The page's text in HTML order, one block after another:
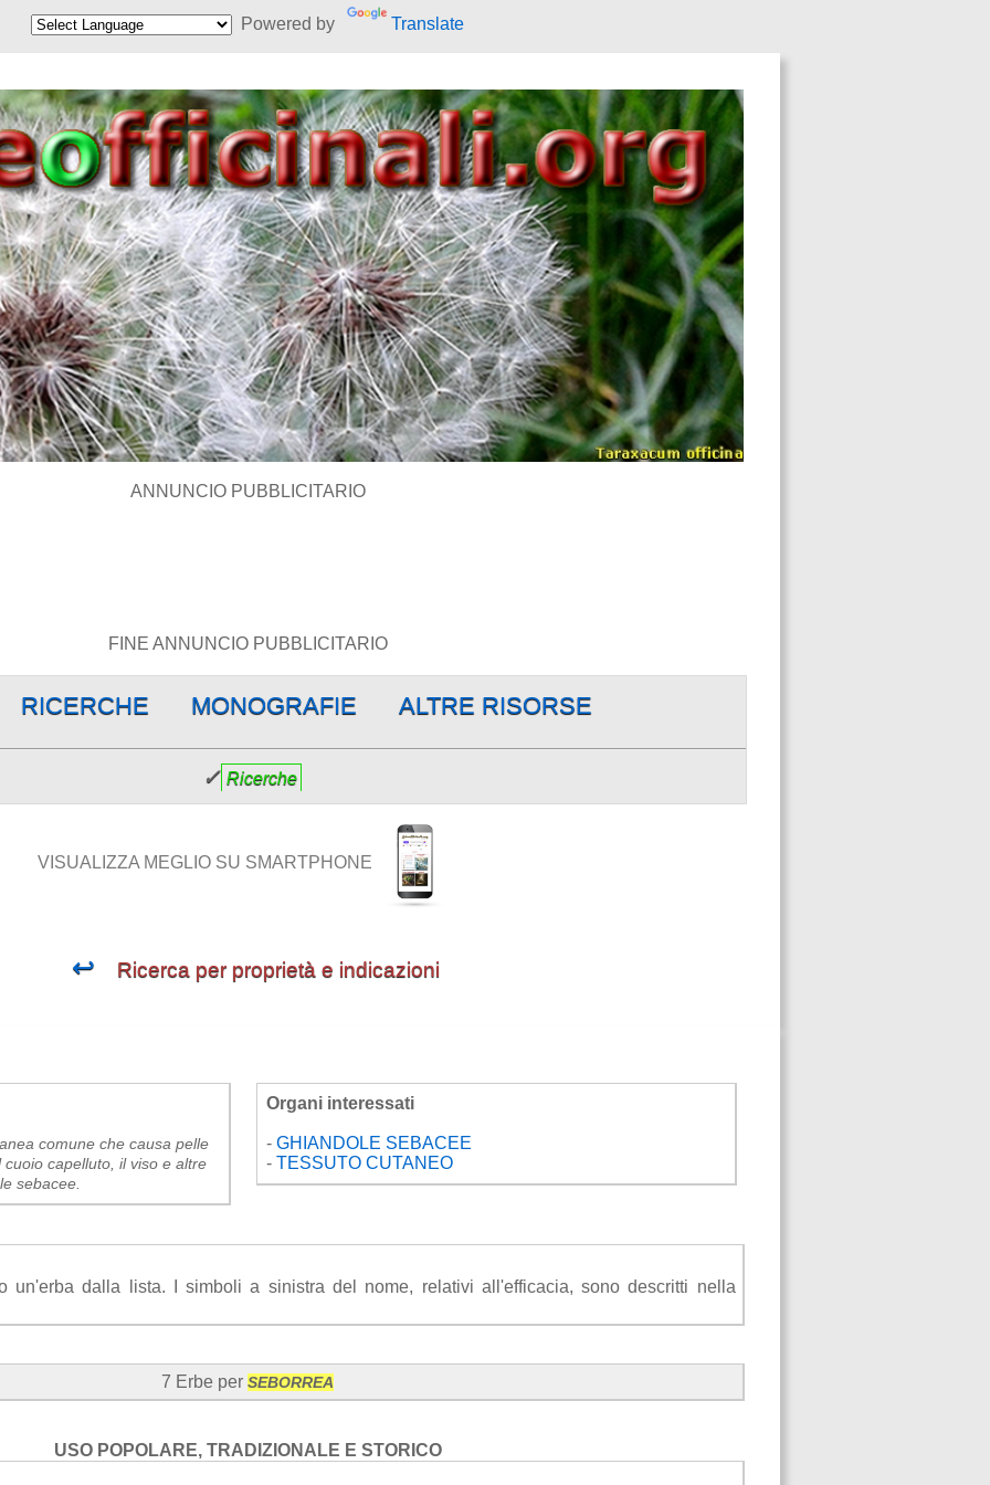
Powered by Translate
ANNUNCIO PUBBLICITARIO
FINE ANNUNCIO PUBBLICITARIO
RICERCHE MONOGRAFIE ALTRE RISORSE
✓ Ricerche
VISUALIZZA MEGLIO SU SMARTPHONE
↩ Ricerca per proprietà e indicazioni
comune che causa pelle
capelluto, il viso e altre
sebacee.
Organi interessati
-GHIANDOLE SEBACEE
-TESSUTO CUTANEO
un'erba dalla lista. I simboli a sinistra del nome, relativi all'efficacia, sono descritti nella
7 Erbe per SEBORREA
USO POPOLARE, TRADIZIONALE E STORICO